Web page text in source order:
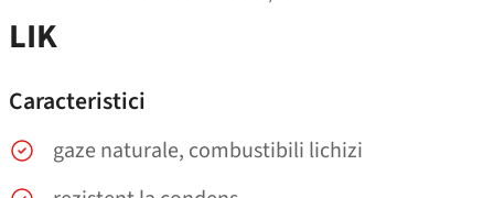
LIK
Caracteristici
gaze naturale, combustibili lichizi